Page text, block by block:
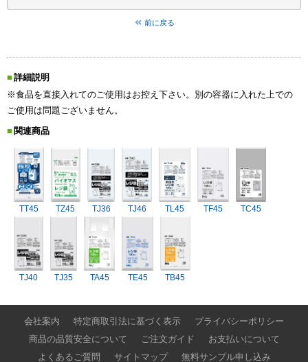
前に戻る
詳細説明
※食品を直接入れてのご使用はお控え下さい。別の容器に入れた上での
ご使用は問題ございません。
関連商品
TT45 TZ45 TJ36 TJ46 TL45 TF45 TC45
TJ40 TJ35 TA45 TE45 TB45
会社案内 特定商取引法に基づく表示
プライバシーポリシー
商品の品質安全について
ご注文ガイド
お支払いについて
よくあるご質問
サイトマップ 無料サンプル申し込み